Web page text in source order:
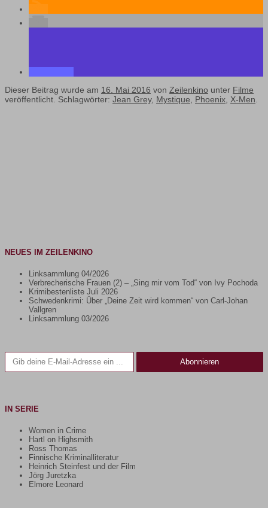
Dieser Beitrag wurde am 16. Mai 2016 von Zeilenkino unter Filme
veröffentlicht. Schlagwörter: Jean Grey, Mystique, Phoenix, X-Men.
NEUES IM ZEILENKINO
Linksammlung 04/2026
Verbrecherische Frauen (2) – „Sing mir vom Tod“ von Ivy Pochoda
Krimibestenliste Juli 2026
Schwedenkrimi: Über „Deine Zeit wird kommen“ von Carl-Johan
Vallgren
Linksammlung 03/2026
Gib deine E-Mail-Adresse ein ...
Abonnieren
IN SERIE
Women in Crime
Hartl on Highsmith
Ross Thomas
Finnische Kriminalliteratur
Heinrich Steinfest und der Film
Jörg Juretzka
Elmore Leonard